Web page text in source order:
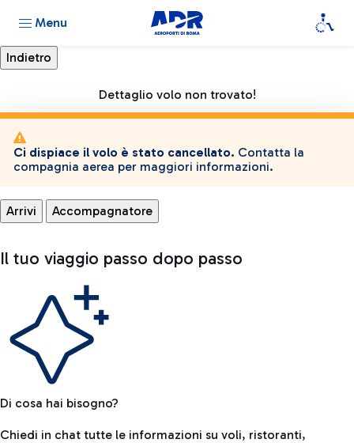
Menu
Dettaglio volo non trovato!
Ci dispiace il volo è stato cancellato. Contatta la
compagnia aerea per maggiori informazioni.
Arrivi Accompagnatore
Il tuo viaggio passo dopo passo
Di cosa hai bisogno?
Chiedi in chat tutte le informazioni su voli, ristoranti,